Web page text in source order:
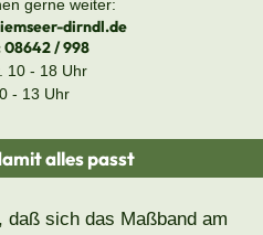
gerne weiter:
dirndl.de
08642 / 998
10 - 18 Uhr
- 13 Uhr
alles passt
daß sich das Maßband am